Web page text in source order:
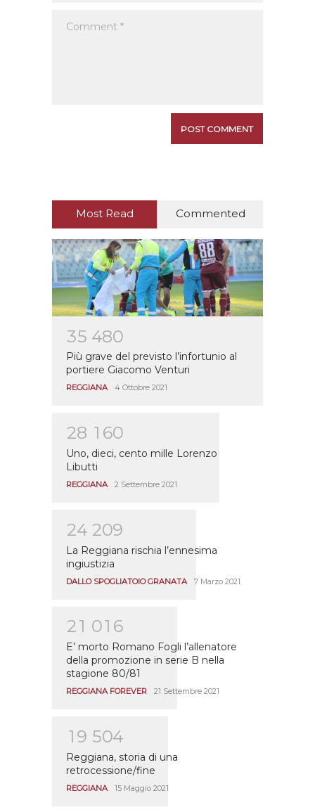
Most Read Commented
35 480
Più grave del previsto l’infortunio al
portiere Giacomo Venturi
REGGIANA 4 Ottobre 2021
28 1 60
Uno, dieci, cento mille Lorenzo
Libutti
REGGIANA 2 Settembre 2021
24 209
La Reggiana rischia l’ennesima
ingiustizia
DALLO SPOGLIATOIO GRANATA 7 Marzo 2021
21 01 6
E’ morto Romano Fogli l’allenatore
della promozione in serie B nella
stagione 80/81
REGGIANA FOREVER 21 Settembre 2021
1 9 504
Reggiana, storia di una
retrocessione/fine
REGGIANA 15 Maggio 2021